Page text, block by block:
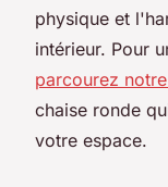
physique et
intérieur. Pour
parcourez
chaise ronde
votre espace.